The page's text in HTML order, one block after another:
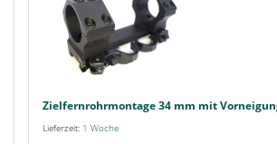
Zielfernrohrmontage 34 mm mit
Lieferzeit: 1 Woche